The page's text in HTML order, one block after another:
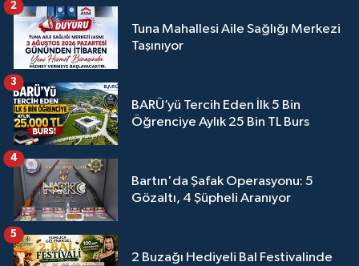
Tuna Mahallesi Aile Sağlığı Merkezi
Taşınıyor
2
BARÜ’yü Tercih Eden İlk 5 Bin
Öğrenciye Aylık 25 Bin TL Burs
3
Bartın'da Şafak Operasyonu: 5
Gözaltı, 4 Şüpheli Aranıyor
4
2 Buzağı Hediyeli Bal Festivalinde
5